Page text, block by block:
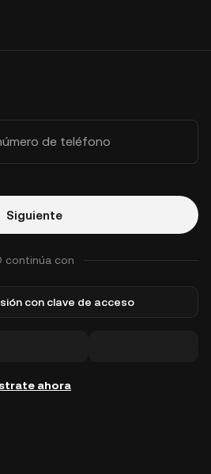
de teléfono
Siguiente
continúa con
con clave de acceso
ahora